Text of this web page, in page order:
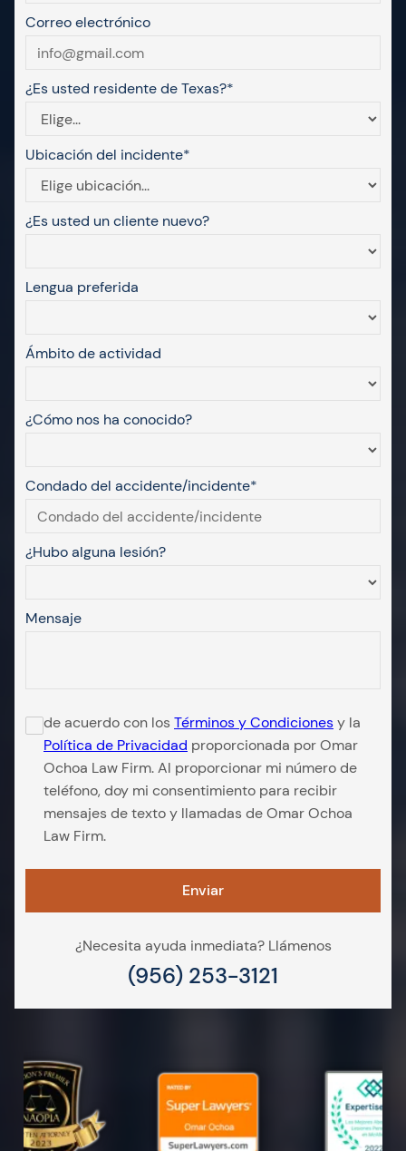
Correo electrónico
¿Es usted residente de Texas?*
Ubicación del incidente*
¿Es usted un cliente nuevo?
Lengua preferida
Ámbito de actividad
¿Cómo nos ha conocido?
Condado del accidente/incidente*
¿Hubo alguna lesión?
Mensaje
de acuerdo con los Términos y Condicionesy la
Política de Privacidad proporcionada por Omar
Ochoa Law Firm. Al proporcionar mi número de
teléfono, doy mi consentimiento para recibir
mensajes de texto y llamadas de Omar Ochoa
Law Firm.
¿Necesita ayuda inmediata? Llámenos
(956) 253-3121